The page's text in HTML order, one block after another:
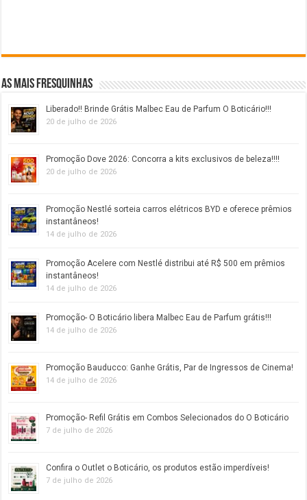
As mais fresquinhas
Liberado!! Brinde Grátis Malbec Eau de Parfum O Boticário!!!
20 de julho de 2026
Promoção Dove 2026: Concorra a kits exclusivos de beleza!!!!
20 de julho de 2026
Promoção Nestlé sorteia carros elétricos BYD e oferece prêmios
instantâneos!
14 de julho de 2026
Promoção Acelere com Nestlé distribui até R$ 500 em prêmios
instantâneos!
14 de julho de 2026
Promoção- O Boticário libera Malbec Eau de Parfum grátis!!!
14 de julho de 2026
Promoção Bauducco: Ganhe Grátis, Par de Ingressos de Cinema!
14 de julho de 2026
Promoção- Refil Grátis em Combos Selecionados do O Boticário
7 de julho de 2026
Confira o Outlet o Boticário, os produtos estão imperdíveis!
7 de julho de 2026